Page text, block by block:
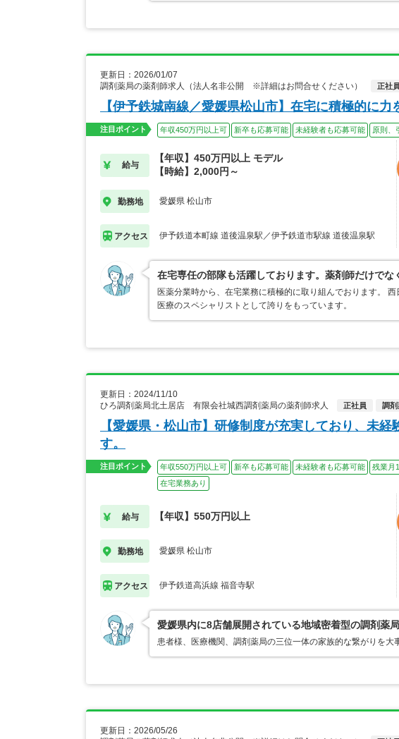
更新日：2026/01/07
調剤薬局の薬剤師求人（法人名非公開 ※詳細はお問合せください）
正社員
【伊予鉄城南線／愛媛県松山市】在宅に積極的に力
注目ポイント 年収450万円以上可 新卒も応募可能 未経験者も応募可能 原則、
給与
【年収】450万円以上 モデル
【時給】2,000円～
勤務地 愛媛県 松山市
アクセス 伊予鉄道本町線 道後温泉駅／伊予鉄道市駅線 道後温泉駅
在宅専任の部隊も活躍しております。薬剤師だけでな
医薬分業時から、在宅業務に積極的に取り組んでおります。
医療のスペシャリストとして誇りをもっています。
更新日：2024/11/10
ひろ調剤薬局北土居店 有限会社城西調剤薬局の薬剤師求人
正社員 調剤
【愛媛県・松山市】研修制度が充実しており、未
す。
注目ポイント 年収550万円以上可 新卒も応募可能 未経験者も応募可能 残業月
在宅業務あり
給与 【年収】550万円以上
勤務地 愛媛県 松山市
アクセス 伊予鉄道高浜線 福音寺駅
愛媛県内に8店舗展開されている地域密着型の調剤薬局
患者様、医療機関、調剤薬局の三位一体の家族的な繋がりを大
更新日：2026/05/26